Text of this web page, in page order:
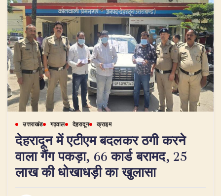
उत्तराखंड गढ़वाल देहरादून क्राइम
देहरादून में एटीएम बदलकर ठगी करने
वाला गैंग पकड़ा, 66 कार्ड बरामद, 25
लाख की धोखाधड़ी का खुलासा